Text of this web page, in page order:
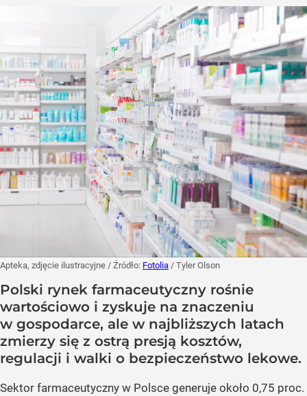
Apteka, zdjęcie ilustracyjne / Źródło: Fotolia / Tyler Olson
Polski rynek farmaceutyczny rośnie
wartościowo i zyskuje na znaczeniu
w gospodarce, ale w najbliższych latach
zmierzy się z ostrą presją kosztów,
regulacji i walki o bezpieczeństwo lekowe.
Sektor farmaceutyczny w Polsce generuje około 0,75 proc.